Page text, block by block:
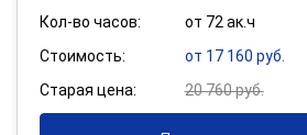
Кол-во часов:
от 72 ак.ч
Стоимость:
от 17 160 руб.
Старая цена:
20 760 руб.